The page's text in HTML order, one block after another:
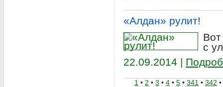
«Алдан» рулит!
с
22.09.2014 |
1 • 2 • 3 • 4 • 5 • 341 • 342